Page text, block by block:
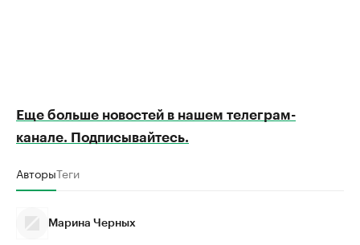
Еще больше новостей в нашем телеграм-
канале. Подписывайтесь.
АвторыТеги
Марина Черных